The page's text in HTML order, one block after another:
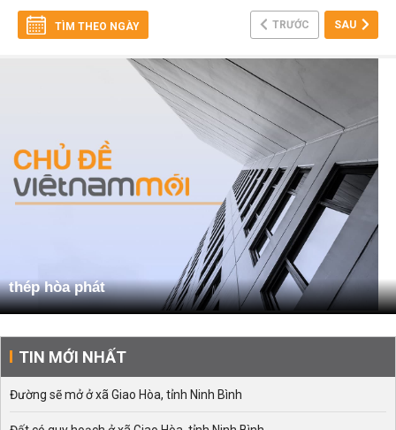
TÌM THEO NGÀY TRƯỚC SAU
thép hòa phát
TIN MỚI NHẤT
Đường sẽ mở ở xã Giao Hòa, tỉnh Ninh Bình